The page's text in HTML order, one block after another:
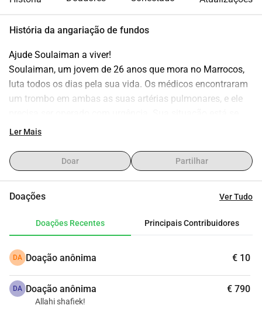
História da angariação de fundos
Ajude Soulaiman a viver!
Soulaiman, um jovem de 26 anos que mora no Marrocos,
luta todos os dias pela sua vida. Os médicos encontraram
um trombo em ambas as suas artérias pulmonares, e ele
deteriorando e Soulaiman está atualmente acamado. Sem
Os custos apenas da operação já somam 14.000, dinheiro
que sua família não tem no momento. Além disso, a
pois simplesmente não há a expertise necessária lá. No
Cada euro pode salvar uma vida.
Na islam, Allah diz:
Quem salva uma vida, é como se tivesse salvado toda a
humanidade. (Qorão 5:32)
Por favor, ajude. Dê o que puder.
Ler Mais
Doar Partilhar
Doações Ver Tudo
Doações Recentes Principais Contribuidores
DA Doação anônima € 10
DA Doação anônima € 790
Allahi shafiek!